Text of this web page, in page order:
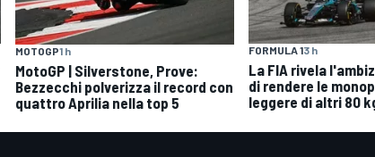
MOTOGP1 h
MotoGP | Silverstone, Prove:
Bezzecchi polverizza il record con
quattro Aprilia nella top 5
FORMULA 13 h
La FIA rivela
di rendere le
leggere di altri 80